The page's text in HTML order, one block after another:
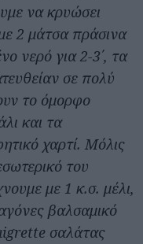
να κρυώσει
2 μάτσα πράσινα
νερό για 2-3΄, τα
σε πολύ
το όμορφο
και τα
χαρτί. Μόλις
του
με 1 κ.σ. μέλι,
βαλσαμικό
σαλάτας